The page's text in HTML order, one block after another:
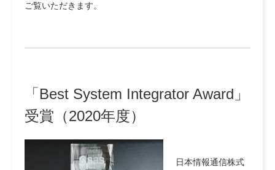
ご覧いただきます。
「Best System Integrator Award」
受賞（2020年度）
日本情報通信株式